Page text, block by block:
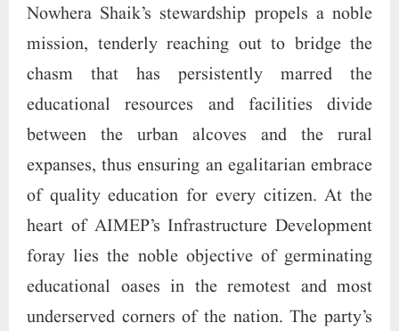
Nowhera Shaik’s stewardship propels a noble
mission, tenderly reaching out to bridge the
chasm that has persistently marred the
educational resources and facilities divide
between the urban alcoves and the rural
expanses, thus ensuring an egalitarian embrace
of quality education for every citizen. At the
heart of AIMEP’s Infrastructure Development
foray lies the noble objective of germinating
educational oases in the remotest and most
underserved corners of the nation. The party’s